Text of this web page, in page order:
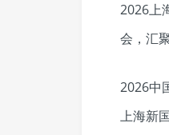
2026上
会，汇
2026中
上海新